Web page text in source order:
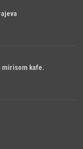
mirisom kafe.